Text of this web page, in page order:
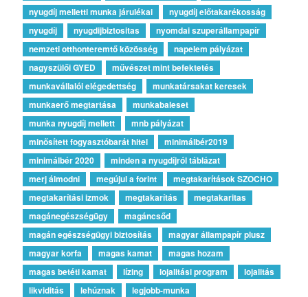
nyugdíj melletti munka járulékai
nyugdíj előtakarékosság
nyugdíj
nyugdijbiztositas
nyomdai szuperállampapír
nemzeti otthonteremtő közösség
napelem pályázat
nagyszülői GYED
művészet mint befektetés
munkavállalói elégedettség
munkatársakat keresek
munkaerő megtartása
munkabaleset
munka nyugdíj mellett
mnb pályázat
minősített fogyasztóbarát hitel
minimálbér2019
minimálbér 2020
minden a nyugdíjról táblázat
merj álmodni
megújul a forint
megtakarítások SZOCHO
megtakarítási izmok
megtakarítás
megtakaritas
magánegészségügy
magáncsőd
magán egészségügyi biztosítás
magyar állampapír plusz
magyar korfa
magas kamat
magas hozam
magas betéti kamat
lízing lojalitási program
lojalitás
likviditás
lehúznak
legjobb-munka